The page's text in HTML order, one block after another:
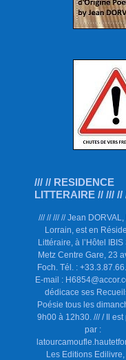
/// // RESIDENCE
LITTERAIRE // /// //
/// // /// // Jean DORVAL,
Lorrain, est en
Littéraire, à l’Hôtel IBIS
Metz Centre Gare, 23
Foch. Tél. :
E-mail :
dédicace ses
Poésie tous les
9h00 à 12h30. /// / Il est
par :
Les Editions